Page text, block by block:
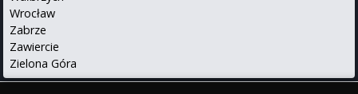
Wrocław
Zabrze
Zawiercie
Zielona Góra